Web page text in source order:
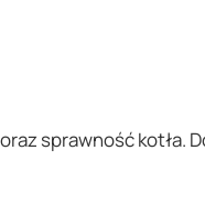
sprawność kotła.